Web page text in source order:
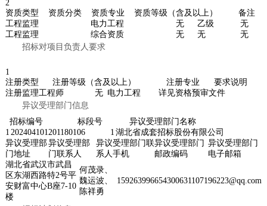
2
资质类型
资质分类 资质专业 资质等级（含及以上）
备注
工程监理
电力工程 无 乙级
无
工程监理
综合资质 无 无
无
招标对项目负责人要求
1
注册类型
注册等级（含及以上） 注册专业
要求说明
注册监理工程师
无 电力工程
详见资格预审文件
异议受理部门信息
招标编号
标段号
异议受理部门名称
1 202404101201180106 1 湖北省成套招标股份有限公司
异议受理部
门地址
异议受理部
门联系人
异议受理部门联
系人手机
异议受理部门
邮政编码
异议受理部门
电子邮箱
湖北省武汉市武昌
区东湖西路特2号平
安财富中心B座7-10
楼
何茂录、
魏运波、
陈祥勇
159263996654300631107196223@qq.com